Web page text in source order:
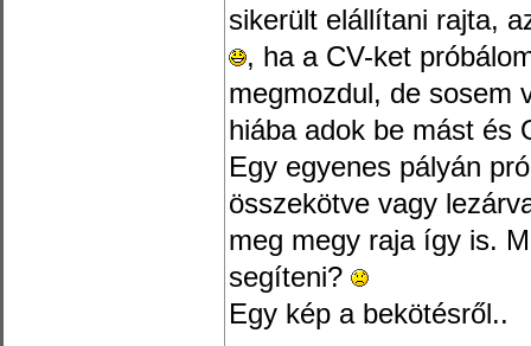
sikerült elállítani rajta,
, ha a CV-ket
megmozdul, de sosem
hiába adok be mást és
Egy egyenes pályán
összekötve vagy
meg megy raja így is.
segíteni?
Egy kép a bekötésről..